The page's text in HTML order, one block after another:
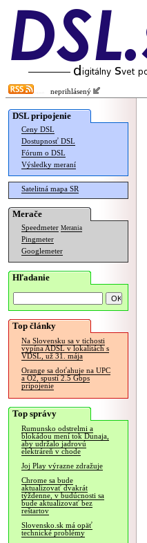
neprihlásený
DSL pripojenie
Ceny DSL
Dostupnosť DSL
Fórum o DSL
Výsledky meraní
Satelitná mapa SR
Merače
Speedmeter Merania
Pingmeter
Googlemeter
Hľadanie
Top články
Na Slovensku sa v tichosti
vypína ADSL v lokalitách s
VDSL, už 31. mája
Orange sa doťahuje na UPC
a O2, spustí 2.5 Gbps
pripojenie
Top správy
Rumunsko odstrelmi a
blokádou mení tok Dunaja,
aby udržalo jadrovú
elektráreň v chode
Joj Play výrazne zdražuje
Chrome sa bude
aktualizovať dvakrát
týždenne, v budúcnosti sa
bude aktualizovať bez
reštartov
Slovensko.sk má opäť
technické problémy